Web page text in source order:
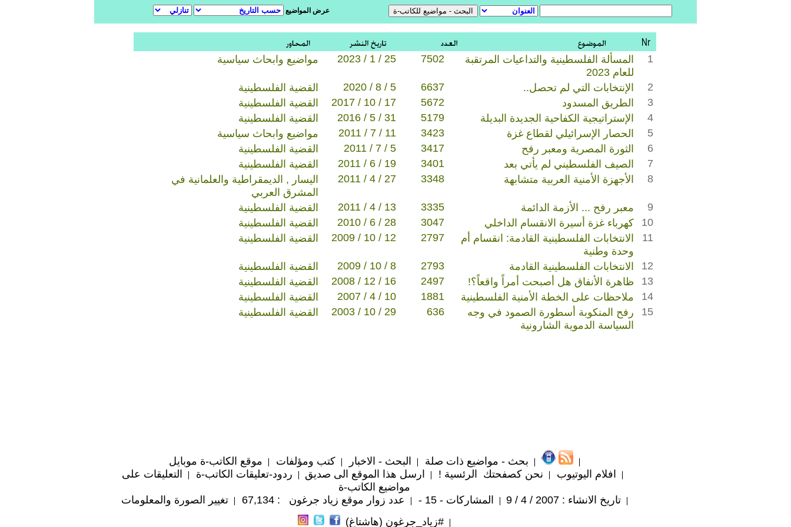
عرض المواضيع
مواضيع وابحاث سياسية 2023 / 1 / 25 7502
المسألة الفلسطينية والتداعيات المرتقبة
للعام 2023
1
القضية الفلسطينية 2020 / 8 / 5 6637 الإنتخابات التي لم تحصل..
2
القضية الفلسطينية
2017 / 10 / 17 5672 الطريق المسدود
3
القضية الفلسطينية
2016 / 5 / 31 5179 الإستراتيجية الكفاحية الجديدة البديلة
4
مواضيع وابحاث سياسية
2011 / 7 / 11 3423 الحصار الإسرائيلي لقطاع غزة
5
القضية الفلسطينية
2011 / 7 / 5 3417 الثورة المصرية ومعبر رفح
6
القضية الفلسطينية
2011 / 6 / 19 3401 الصيف الفلسطيني لم يأتي بعد
7
اليسار , الديمقراطية والعلمانية في
المشرق العربي
2011 / 4 / 27 3348 الأجهزة الأمنية العربية متشابهة 8
القضية الفلسطينية 2011 / 4 / 13 3335 معبر رفح ... الأزمة الدائمة
9
القضية الفلسطينية
2010 / 6 / 28 3047 كهرباء غزة أسيرة الانقسام الداخلي
10
القضية الفلسطينية
2009 / 10 / 12 2797
الانتخابات الفلسطينية القادمة: انقسام أم
وحدة وطنية
11
القضية الفلسطينية 2009 / 10 / 8 2793 الانتخابات الفلسطينية القادمة
12
القضية الفلسطينية
2008 / 12 / 16 2497 ظاهرة الأنفاق هل أصبحت أمراً واقعاً؟!
13
القضية الفلسطينية
2007 / 4 / 10 1881 ملاحظات على الخطة الأمنية الفلسطينية
14
القضية الفلسطينية
2003 / 10 / 29 636
رفح المنكوبة أسطورة الصمود في وجه
السياسة الدموية الشارونية
15
بحث - مواضيع ذات صلة البحث - الاخبار كتب ومؤلفات
موقع الكاتب-ة موبايل
افلام اليوتيوب
نحن كصفحتك الرئسية ! ارسل هذا الموقع الى صديق ردود-تعليقات الكاتب-ة
التعليقات على
مواضيع الكاتب-ة
تاريخ الانشاء : 2007 / 4 / 9
المشاركات - 15 - عدد زوار موقع زياد جرغون : 67,134
تغيير الصورة والمعلومات
#زياد_جرغون (هاشتاغ)